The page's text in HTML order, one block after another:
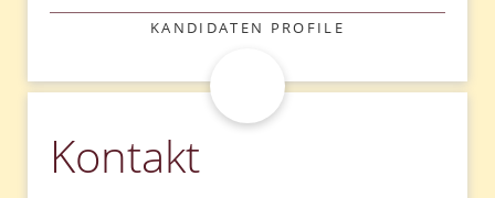
KATEGORIEN
KANDIDATEN PROFILE
Kontakt